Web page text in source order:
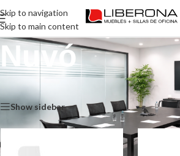
Skip to navigation
Skip to main content
Nuvó
Perimetral/Nuvó
Show sidebar